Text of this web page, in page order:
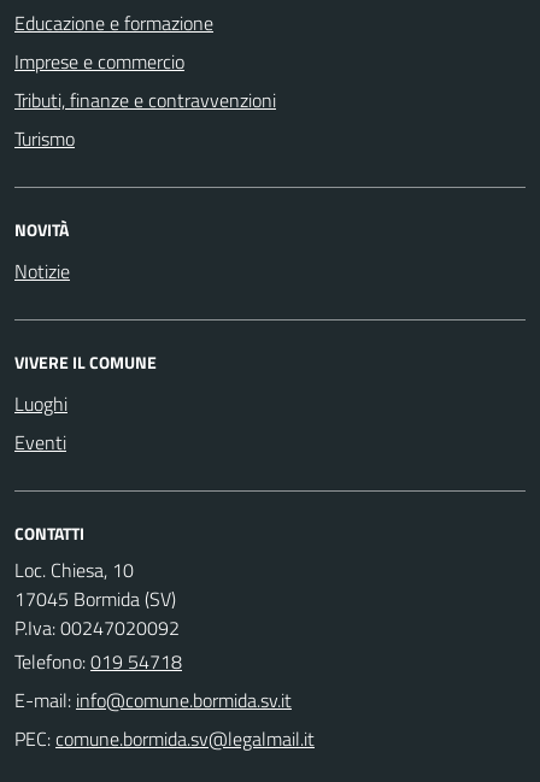
Educazione e formazione
Imprese e commercio
Tributi, finanze e contravvenzioni
Turismo
NOVITÀ
Notizie
VIVERE IL COMUNE
Luoghi
Eventi
CONTATTI
Loc. Chiesa, 10
17045 Bormida (SV)
P.Iva: 00247020092
Telefono:019 54718
E-mail:
PEC: